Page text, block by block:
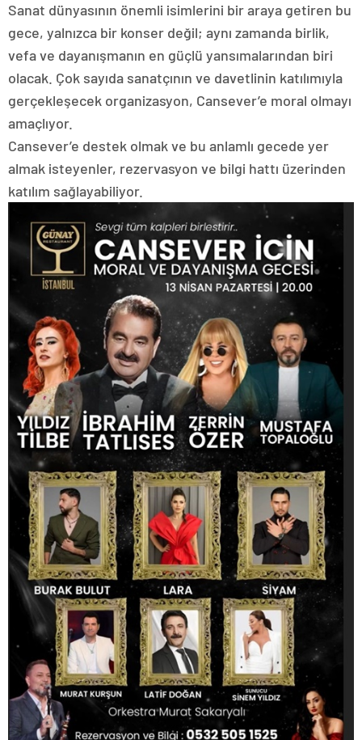
Sanat dünyasının önemli isimlerini bir araya getiren bu
gece, yalnızca bir konser değil; aynı zamanda birlik,
vefa ve dayanışmanın en güçlü yansımalarından biri
olacak. Çok sayıda sanatçının ve davetlinin katılımıyla
gerçekleşecek organizasyon, Cansever’e moral olmayı
amaçlıyor.
Cansever’e destek olmak ve bu anlamlı gecede yer
almak isteyenler, rezervasyon ve bilgi hattı üzerinden
katılım sağlayabiliyor.